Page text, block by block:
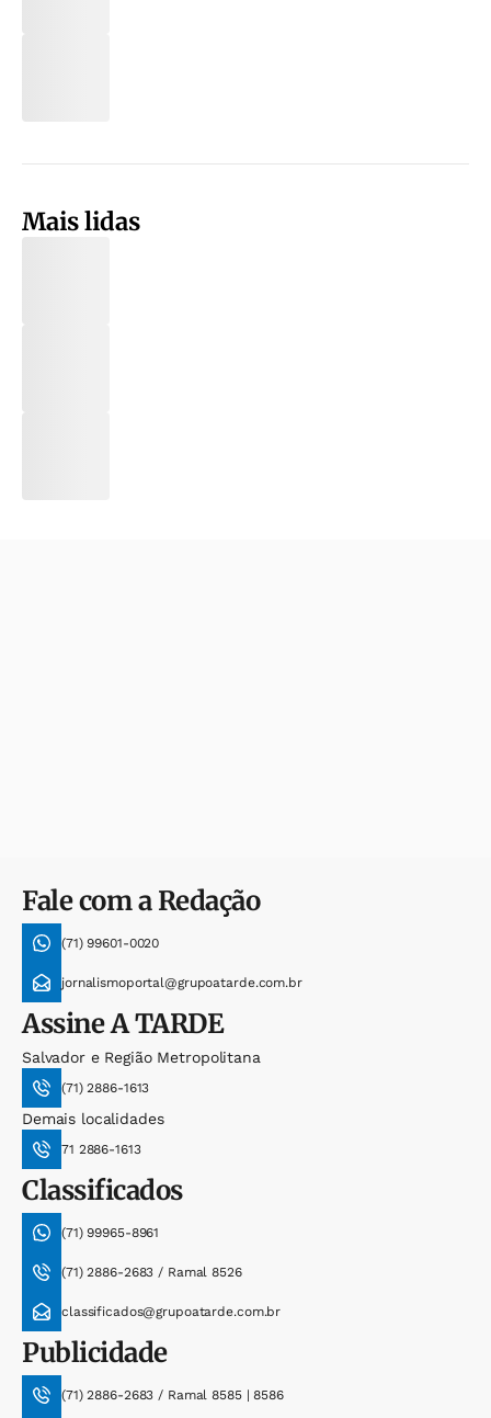
Mais lidas
Fale com a Redação
(71) 99601-0020
jornalismoportal@grupoatarde.com.br
AssineA TARDE
Salvador e Região Metropolitana
(71) 2886-1613
Demais localidades
71 2886-1613
Classificados
(71) 99965-8961
(71) 2886-2683 / Ramal 8526
classificados@grupoatarde.com.br
Publicidade
(71) 2886-2683 / Ramal 8585 | 8586